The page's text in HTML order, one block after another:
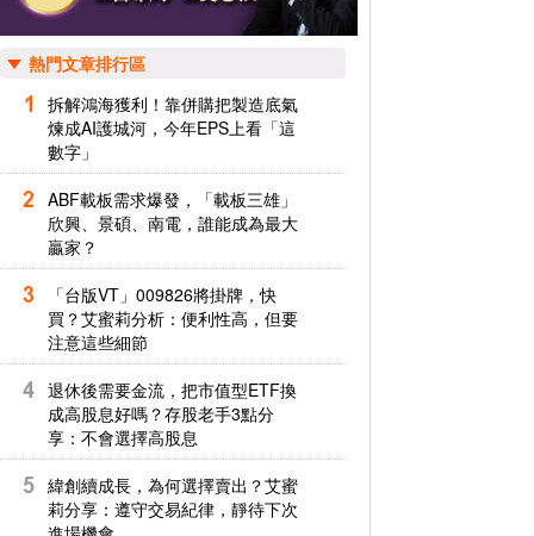
熱門文章排行區
拆解鴻海獲利！靠併購把製造底氣
煉成AI護城河，今年EPS上看「這
數字」
ABF載板需求爆發，「載板三雄」
欣興、景碩、南電，誰能成為最大
贏家？
「台版VT」009826將掛牌，快
買？艾蜜莉分析：便利性高，但要
注意這些細節
退休後需要金流，把市值型ETF換
成高股息好嗎？存股老手3點分
享：不會選擇高股息
緯創續成長，為何選擇賣出？艾蜜
莉分享：遵守交易紀律，靜待下次